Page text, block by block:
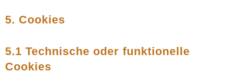
5. Cookies
5.1 Technische oder funktionelle
Cookies